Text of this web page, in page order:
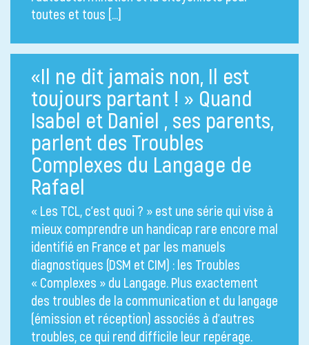
toutes et tous […]
«Il ne dit jamais non, Il est
toujours partant ! » Quand
Isabel et Daniel , ses parents,
parlent des Troubles
Complexes du Langage de
Rafael
« Les TCL, c’est quoi ? » est une série qui vise à
mieux comprendre un handicap rare encore mal
identifié en France et par les manuels
diagnostiques (DSM et CIM) : les Troubles
« Complexes » du Langage. Plus exactement
des troubles de la communication et du langage
(émission et réception) associés à d’autres
troubles, ce qui rend difficile leur repérage.